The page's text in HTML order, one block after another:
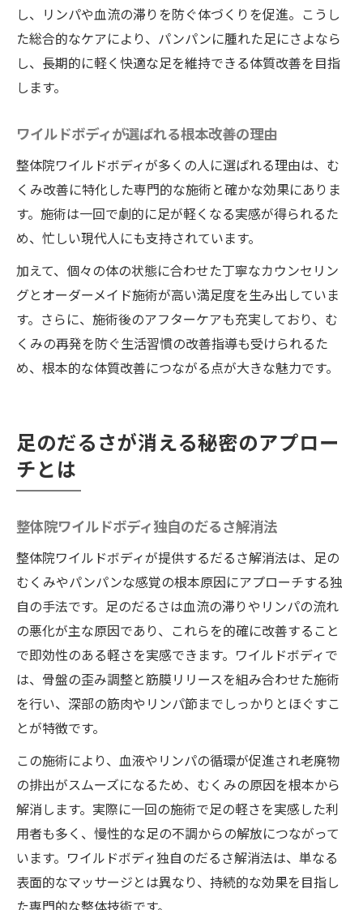
し、リンパや血流の滞りを防ぐ体づくりを促進。こうし
た総合的なケアにより、パンパンに腫れた足にさよなら
し、長期的に軽く快適な足を維持できる体質改善を目指
します。
ワイルドボディが選ばれる根本改善の理由
整体院ワイルドボディが多くの人に選ばれる理由は、む
くみ改善に特化した専門的な施術と確かな効果にありま
す。施術は一回で劇的に足が軽くなる実感が得られるた
め、忙しい現代人にも支持されています。
加えて、個々の体の状態に合わせた丁寧なカウンセリン
グとオーダーメイド施術が高い満足度を生み出していま
す。さらに、施術後のアフターケアも充実しており、む
くみの再発を防ぐ生活習慣の改善指導も受けられるた
め、根本的な体質改善につながる点が大きな魅力です。
足のだるさが消える秘密のアプロー
チとは
整体院ワイルドボディ独自のだるさ解消法
整体院ワイルドボディが提供するだるさ解消法は、足の
むくみやパンパンな感覚の根本原因にアプローチする独
自の手法です。足のだるさは血流の滞りやリンパの流れ
の悪化が主な原因であり、これらを的確に改善すること
で即効性のある軽さを実感できます。ワイルドボディで
は、骨盤の歪み調整と筋膜リリースを組み合わせた施術
を行い、深部の筋肉やリンパ節までしっかりとほぐすこ
とが特徴です。
この施術により、血液やリンパの循環が促進され老廃物
の排出がスムーズになるため、むくみの原因を根本から
解消します。実際に一回の施術で足の軽さを実感した利
用者も多く、慢性的な足の不調からの解放につながって
います。ワイルドボディ独自のだるさ解消法は、単なる
表面的なマッサージとは異なり、持続的な効果を目指し
た専門的な整体技術です。